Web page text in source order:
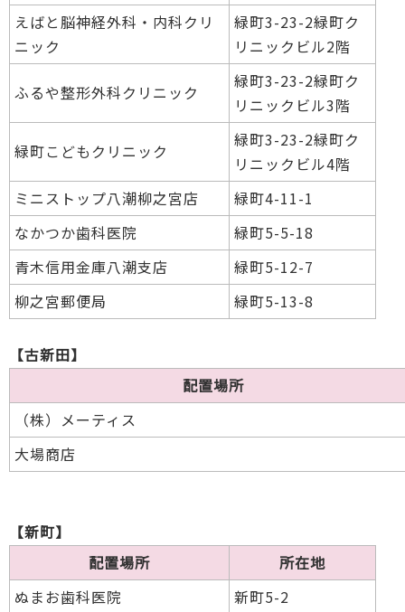
えばと脳神経外科・内科クリ
ニック
緑町3-23-2緑町ク
リニックビル2階
ふるや整形外科クリニック
緑町3-23-2緑町ク
リニックビル3階
緑町こどもクリニック
緑町3-23-2緑町ク
リニックビル4階
ミニストップ八潮柳之宮店
緑町4-11-1
なかつか歯科医院
緑町5-5-18
青木信用金庫八潮支店
緑町5-12-7
柳之宮郵便局
緑町5-13-8
【古新田】
配置場所
（株）メーティス
大場商店
【新町】
配置場所
所在地
ぬまお歯科医院
新町5-2